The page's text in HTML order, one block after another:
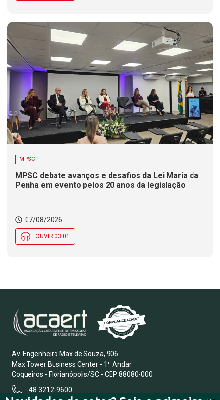
MPSC
MPSC debate avanços e desafios da Lei Maria da
Penha em evento pelos 20 anos da legislação
07/08/2026
OUVIR 03:01
Av. Engenheiro Max de Souza, 906
Max Tower Business Center - 1º Andar
Coqueiros - Florianópolis/SC - CEP 88080-000
48 3212-9600